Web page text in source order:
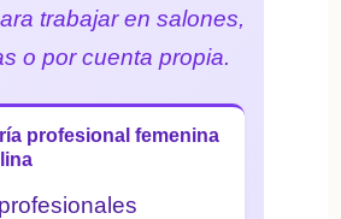
trabajar en salones,
o por cuenta propia.
profesional femenina